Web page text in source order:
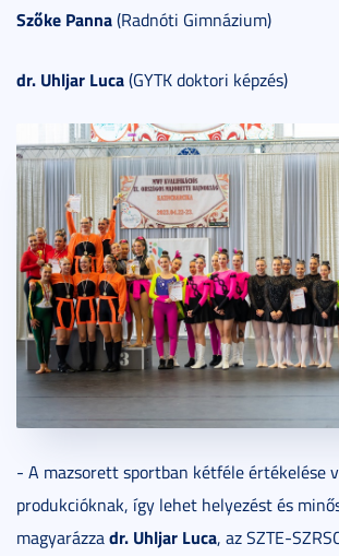
Szőke Panna(Radnóti Gimnázium)
dr. Uhljar Luca(GYTK doktori képzés)
- A mazsorett sportban kétféle értékelése
produkcióknak, így lehet helyezést és
magyarázzadr. Uhljar Luca, az SZTE-